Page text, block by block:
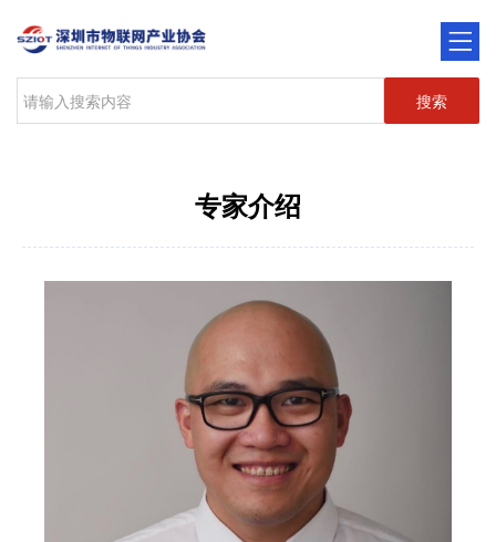
搜索
专家介绍